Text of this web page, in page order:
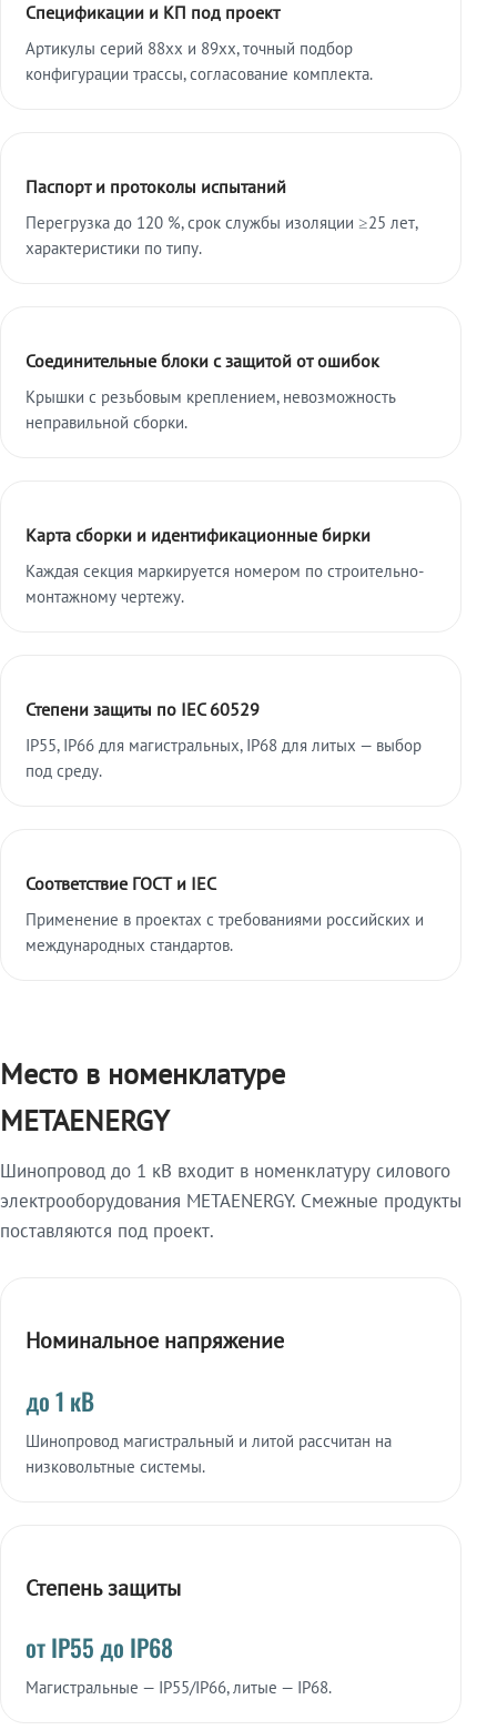
Спецификации и КП под проект
Артикулы серий 88xx и 89xx, точный подбор
конфигурации трассы, согласование комплекта.
Паспорт и протоколы испытаний
Перегрузка до 120 %, срок службы изоляции ≥25 лет,
характеристики по типу.
Соединительные блоки с защитой от ошибок
Крышки с резьбовым креплением, невозможность
неправильной сборки.
Карта сборки и идентификационные бирки
Каждая секция маркируется номером по строительно-
монтажному чертежу.
Степени защиты по IEC 60529
IP55, IP66 для магистральных, IP68 для литых — выбор
под среду.
Соответствие ГОСТ и IEC
Применение в проектах с требованиями российских и
международных стандартов.
Место в номенклатуре
METAENERGY
Шинопровод до 1 кВ входит в номенклатуру силового
электрооборудования METAENERGY. Смежные продукты
поставляются под проект.
Номинальное напряжение
до 1 кВ
Шинопровод магистральный и литой рассчитан на
низковольтные системы.
Степень защиты
от IP55 до IP68
Магистральные — IP55/IP66, литые — IP68.